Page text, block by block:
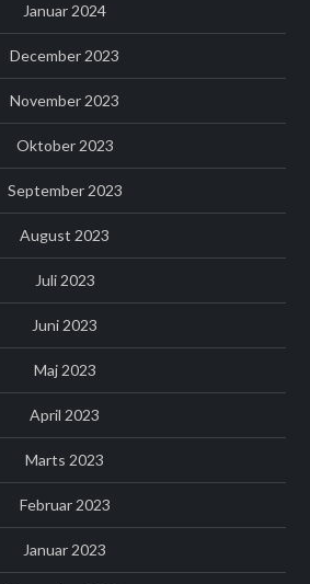
Januar 2024
December 2023
November 2023
Oktober 2023
September 2023
August 2023
Juli 2023
Juni 2023
Maj 2023
April 2023
Marts 2023
Februar 2023
Januar 2023